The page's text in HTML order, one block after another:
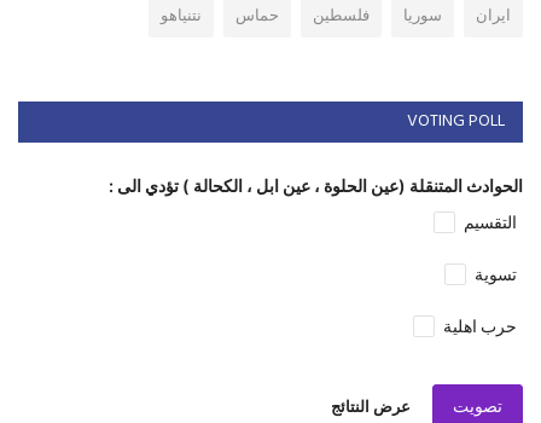
ايران
سوريا فلسطين حماس نتنياهو
VOTING POLL
الحوادث المتنقلة (عين الحلوة ، عين ابل ، الكحالة ) تؤدي الى :
التقسيم
تسوية
حرب اهلية
تصويت عرض النتائج